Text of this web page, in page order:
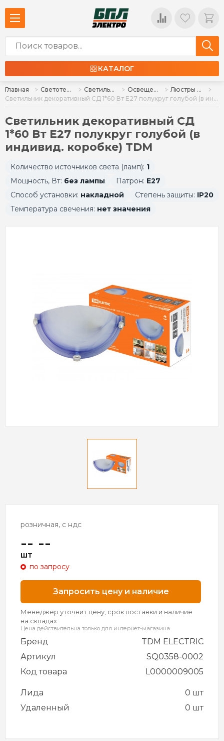
КАТАЛОГ
Главная Светотехника Светильники Освещение для дома и интерьера
Люстры и декоративные светильники
Светильник декоративный СД 1*60 Вт E27 полукруг голубой (в индивид. коробке) TDM
Светильник декоративный СД
1*60 Вт E27 полукруг голубой (в
индивид. коробке) TDM
Количество источников света (ламп): 1
Мощность, Вт: без лампы Патрон: E27
Способ установки: накладной Степень защиты: IP20
Температура свечения: нет значения
розничная, с ндс
-- --
шт
по запросу
Запросить цену и наличие
Менеджер уточнит цену, срок поставки и наличие
на складах
Цена действительна только для интернет-магазина
Бренд
TDM ELECTRIC
Артикул
SQ0358-0002
Код товара
L0000009005
Лида
0 шт
Удаленный
0 шт